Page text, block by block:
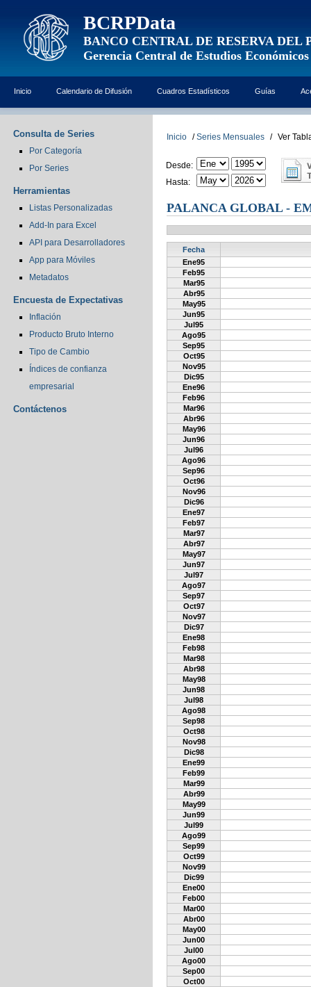
BCRPData
BANCO CENTRAL DE RESERVA DEL
Gerencia Central de Estudios Económicos
Inicio Calendario de Difusión Cuadros Estadísticos Guías
Consulta de Series
Por Categoría
Por Series
Herramientas
Listas Personalizadas
Add-In para Excel
API para Desarrolladores
App para Móviles
Metadatos
Encuesta de Expectativas
Inflación
Producto Bruto Interno
Tipo de Cambio
Índices de confianza
empresarial
Contáctenos
Inicio / Series Mensuales / Ver
Desde:
Hasta:
PALANCA GLOBAL -
Fecha
Ene95
Feb95
Mar95
Abr95
May95
Jun95
Jul95
Ago95
Sep95
Oct95
Nov95
Dic95
Ene96
Feb96
Mar96
Abr96
May96
Jun96
Jul96
Ago96
Sep96
Oct96
Nov96
Dic96
Ene97
Feb97
Mar97
Abr97
May97
Jun97
Jul97
Ago97
Sep97
Oct97
Nov97
Dic97
Ene98
Feb98
Mar98
Abr98
May98
Jun98
Jul98
Ago98
Sep98
Oct98
Nov98
Dic98
Ene99
Feb99
Mar99
Abr99
May99
Jun99
Jul99
Ago99
Sep99
Oct99
Nov99
Dic99
Ene00
Feb00
Mar00
Abr00
May00
Jun00
Jul00
Ago00
Sep00
Oct00